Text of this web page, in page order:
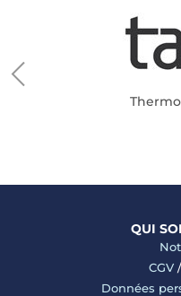
QUI
CGV/
Données